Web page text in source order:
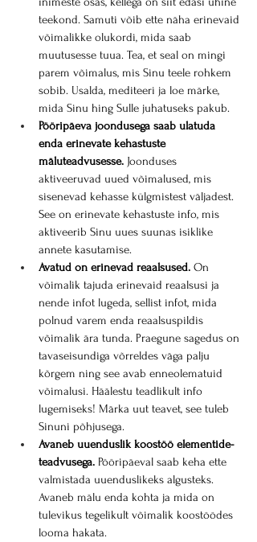
teekond. Samuti võib ette näha erinevaid
võimalikke olukordi, mida saab
muutusesse tuua. Tea, et seal on mingi
parem võimalus, mis Sinu teele rohkem
sobib. Usalda, mediteeri ja loe märke,
mida Sinu hing Sulle juhatuseks pakub.
Pööripäeva joondusega saab ulatuda
enda erinevate kehastuste
mäluteadvusesse. Joonduses
aktiveeruvad uued võimalused, mis
sisenevad kehasse külgmistest väljadest.
See on erinevate kehastuste info, mis
aktiveerib Sinu uues suunas isiklike
annete kasutamise.
Avatud on erinevad reaalsused. On
võimalik tajuda erinevaid reaalsusi ja
nende infot lugeda, sellist infot, mida
polnud varem enda reaalsuspildis
võimalik ära tunda. Praegune sagedus on
tavaseisundiga võrreldes väga palju
kõrgem ning see avab enneolematuid
võimalusi. Häälestu teadlikult info
lugemiseks! Märka uut teavet, see tuleb
Sinuni põhjusega.
Avaneb uuenduslik koostöö elementide-
teadvusega. Pööripäeval saab keha ette
valmistada uuenduslikeks algusteks.
Avaneb mälu enda kohta ja mida on
tulevikus tegelikult võimalik koostöödes
looma hakata.